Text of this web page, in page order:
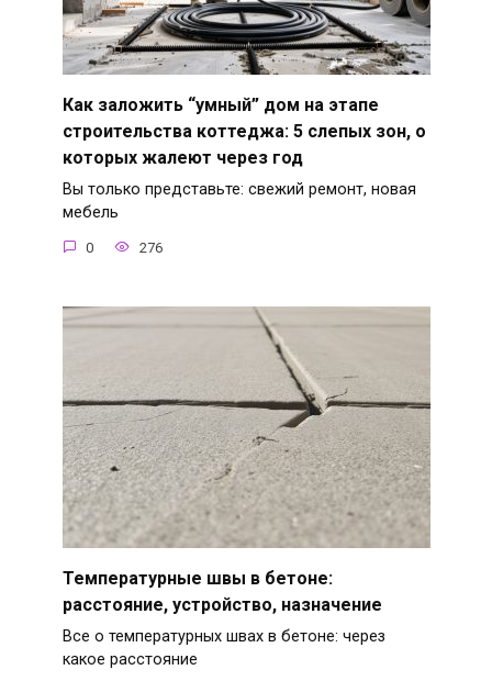
Как заложить “умный” дом на этапе
строительства коттеджа: 5 слепых зон, о
которых жалеют через год
Вы только представьте: свежий ремонт, новая
мебель
0 276
Температурные швы в бетоне:
расстояние, устройство, назначение
Все о температурных швах в бетоне: через
какое расстояние